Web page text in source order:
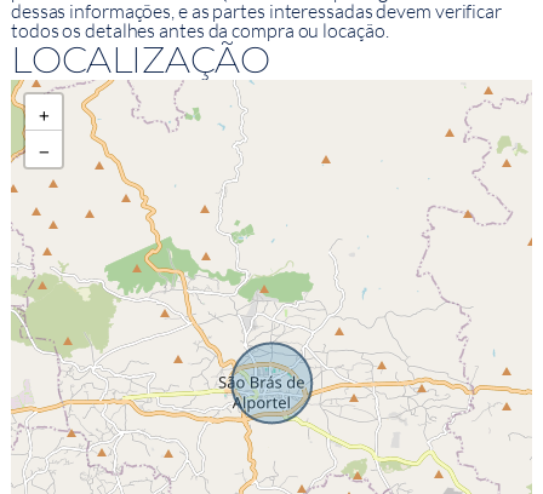
dessas informações, e as partes interessadas devem verificar
todos os detalhes antes da compra ou locação.
LOCALIZAÇÃO
+
−